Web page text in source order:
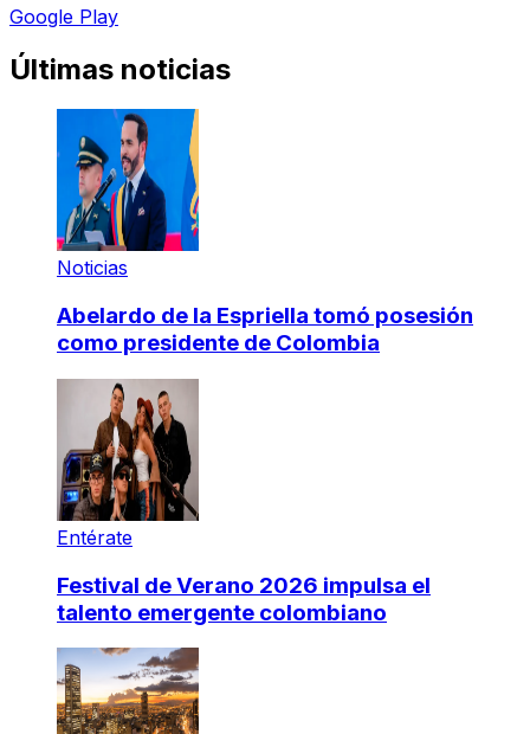
Google Play
Últimas noticias
Noticias
Abelardo de la Espriella tomó posesión
como presidente de Colombia
Entérate
Festival de Verano 2026 impulsa el
talento emergente colombiano